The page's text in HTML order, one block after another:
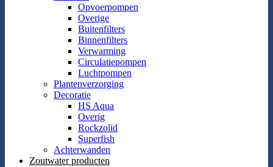
Opvoerpompen
Overige
Buitenfilters
Binnenfilters
Verwarming
Circulatiepompen
Luchtpompen
Plantenverzorging
Decoratie
HS Aqua
Overig
Rockzolid
Superfish
Achterwanden
Zoutwater producten